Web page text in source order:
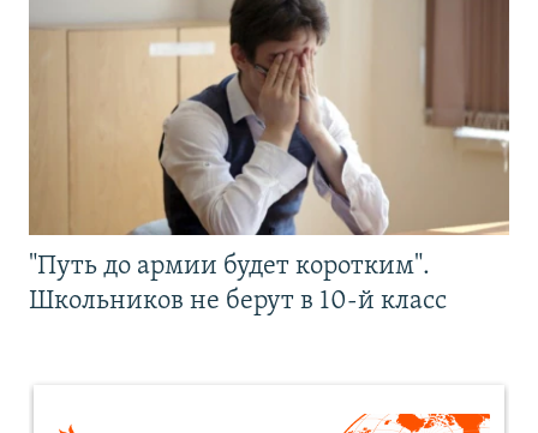
"Путь до армии будет коротким".
Школьников не берут в 10-й класс